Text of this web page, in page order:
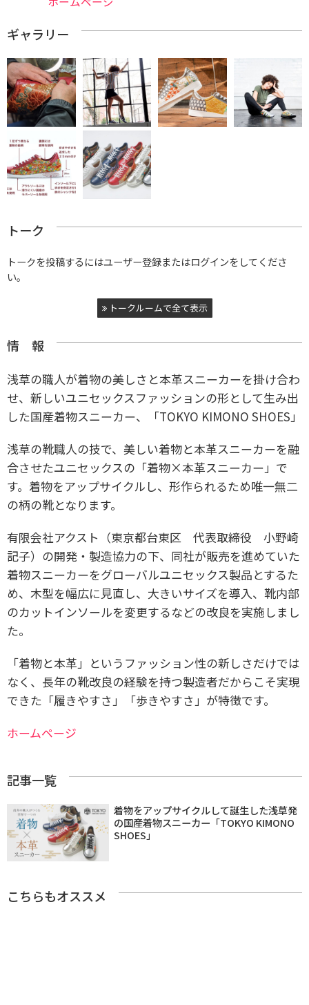
ギャラリー
トーク
トークを投稿するにはユーザー登録またはログインをしてくださ
い。
トークルームで全て表示
情 報
浅草の職人が着物の美しさと本革スニーカーを掛け合わ
せ、新しいユニセックスファッションの形として生み出
した国産着物スニーカー、「TOKYO KIMONO SHOES」
浅草の靴職人の技で、美しい着物と本革スニーカーを融
合させたユニセックスの「着物×本革スニーカー」で
す。 着物をアップサイクルし、形作られるため唯一無二
の柄の靴となります。
有限会社アクスト（東京都台東区 代表取締役 小野崎
記子）の開発・製造協力の下、同社が販売を進めていた
着物スニーカーをグローバルユニセックス製品とするた
め、木型を幅広に見直し、大きいサイズを導入、靴内部
のカットインソールを変更するなどの改良を実施しまし
た。
「着物と本革」というファッション性の新しさだけでは
なく、長年の靴改良の経験を持つ製造者だからこそ実現
できた「履きやすさ」「歩きやすさ」が特徴です。
ホームページ
記事一覧
着物をアップサイクルして誕生した浅草発
の国産着物スニーカー「TOKYO KIMONO
SHOES」
こちらもオススメ